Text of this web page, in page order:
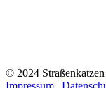
© 2024